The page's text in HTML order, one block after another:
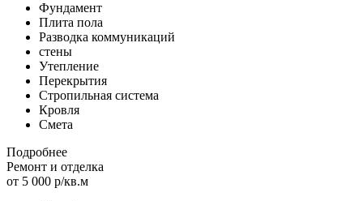
Фундамент
Плита пола
Разводка коммуникаций
стены
Утепление
Перекрытия
Стропильная система
Кровля
Смета
Подробнее
Ремонт и отделка
от 5 000 р/кв.м